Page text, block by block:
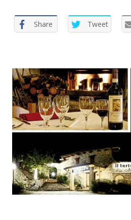
Share Tweet